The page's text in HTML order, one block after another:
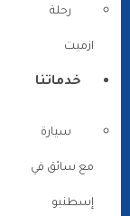
رحلة
ازميت
خدماتنا
سيارة
مع سائق في
إسطنبو